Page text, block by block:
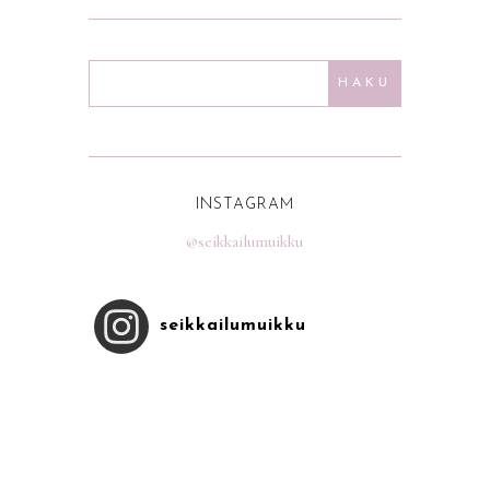
INSTAGRAM
@seikkailumuikku
seikkailumuikku